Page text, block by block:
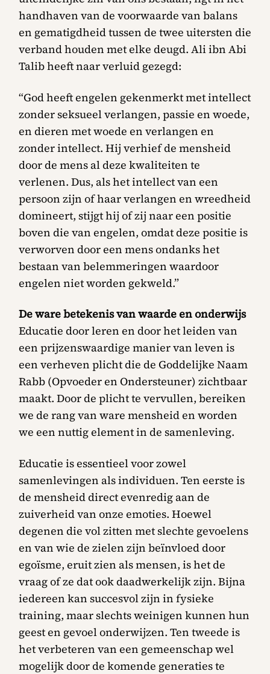
handhaven van de voorwaarde van balans
en gematigdheid tussen de twee uitersten die
verband houden met elke deugd. Ali ibn Abi
Talib heeft naar verluid gezegd:
“God heeft engelen gekenmerkt met intellect
zonder seksueel verlangen, passie en woede,
en dieren met woede en verlangen en
zonder intellect. Hij verhief de mensheid
door de mens al deze kwaliteiten te
verlenen. Dus, als het intellect van een
persoon zijn of haar verlangen en wreedheid
domineert, stijgt hij of zij naar een positie
boven die van engelen, omdat deze positie is
verworven door een mens ondanks het
bestaan van belemmeringen waardoor
engelen niet worden gekweld.”
De ware betekenis van waarde en onderwijs
Educatie door leren en door het leiden van
een prijzenswaardige manier van leven is
een verheven plicht die de Goddelijke Naam
Rabb (Opvoeder en Ondersteuner) zichtbaar
maakt. Door de plicht te vervullen, bereiken
we de rang van ware mensheid en worden
we een nuttig element in de samenleving.
Educatie is essentieel voor zowel
samenlevingen als individuen. Ten eerste is
de mensheid direct evenredig aan de
zuiverheid van onze emoties. Hoewel
degenen die vol zitten met slechte gevoelens
en van wie de zielen zijn beïnvloed door
egoïsme, eruit zien als mensen, is het de
vraag of ze dat ook daadwerkelijk zijn. Bijna
iedereen kan succesvol zijn in fysieke
training, maar slechts weinigen kunnen hun
geest en gevoel onderwijzen. Ten tweede is
het verbeteren van een gemeenschap wel
mogelijk door de komende generaties te